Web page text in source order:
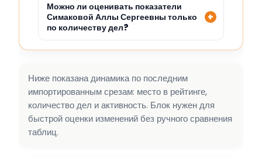
Можно ли оценивать показатели
Симаковой Аллы Сергеевны только
по количеству дел?
Ниже показана динамика по последним
импортированным срезам: место в рейтинге,
количество дел и активность. Блок нужен для
быстрой оценки изменений без ручного сравнения
таблиц.